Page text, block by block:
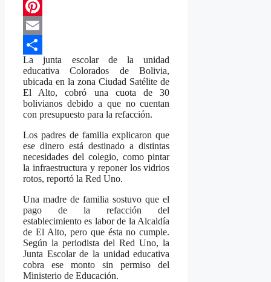
Telegram
Pinterest
Email
Compartir
La junta escolar de la unidad
educativa Colorados de Bolivia,
ubicada en la zona Ciudad Satélite de
El Alto, cobró una cuota de 30
bolivianos debido a que no cuentan
con presupuesto para la refacción.
Los padres de familia explicaron que
ese dinero está destinado a distintas
necesidades del colegio, como pintar
la infraestructura y reponer los vidrios
rotos, reportó la Red Uno.
Una madre de familia sostuvo que el
pago de la refacción del
establecimiento es labor de la Alcaldía
de El Alto, pero que ésta no cumple.
Según la periodista del Red Uno, la
Junta Escolar de la unidad educativa
cobra ese monto sin permiso del
Ministerio de Educación.